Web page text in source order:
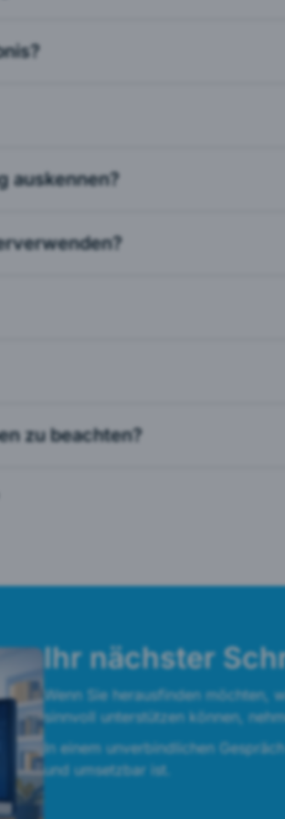
auskennen?
zu beachten?
Ihr nächster
Wenn Sie herausfinden möchten,
sinnvoll unterstützen können,
In einem unverbindlichen
und umsetzbar ist.